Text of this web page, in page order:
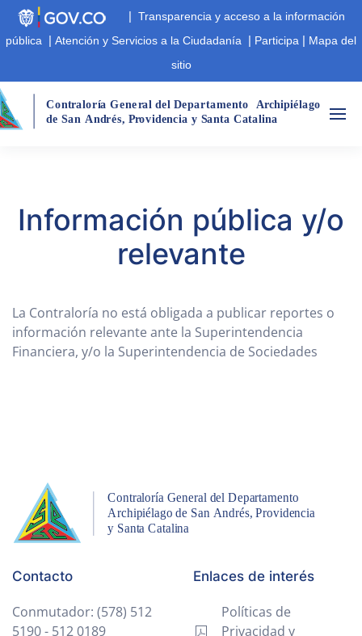
| Transparencia y acceso a la información
pública | Atención y Servicios a la Ciudadanía | Participa | Mapa del
sitio
Contraloría General del Departamento Archipiélago
de San Andrés, Providencia y Santa Catalina
Información pública y/o
relevante
La Contraloría no está obligada a publicar reportes o
información relevante ante la Superintendencia
Financiera, y/o la Superintendencia de Sociedades
Contacto
Conmutador: (578) 512
5190 - 512 0189
Enlaces de interés
Políticas de
Privacidad y